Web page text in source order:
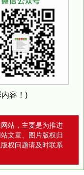
容！)
站，主要是为推进
文章、图片版权归
权问题请及时联系